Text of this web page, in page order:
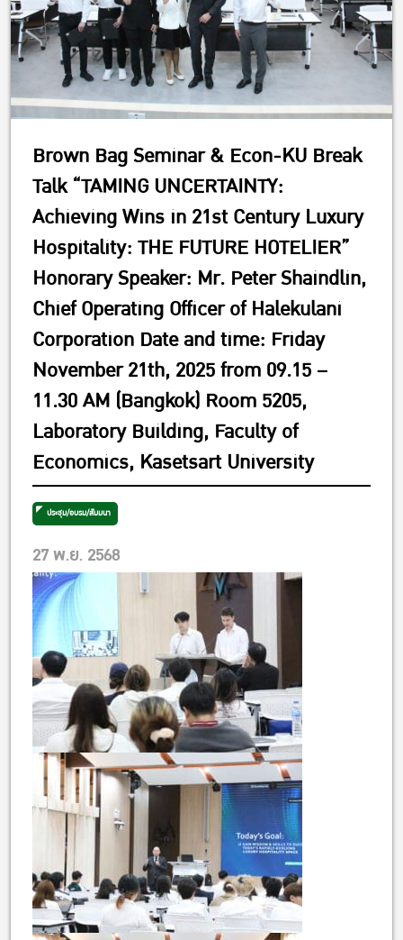
Brown Bag Seminar & Econ-KU Break
Talk “TAMING UNCERTAINTY:
Achieving Wins in 21st Century Luxury
Hospitality: THE FUTURE HOTELIER”
Honorary Speaker: Mr. Peter Shaindlin,
Chief Operating Officer of Halekulani
Corporation Date and time: Friday
November 21th, 2025 from 09.15 –
11.30 AM (Bangkok) Room 5205,
Laboratory Building, Faculty of
Economics, Kasetsart University
ประชุม/อบรม/สัมมนา
27 พ.ย. 2568